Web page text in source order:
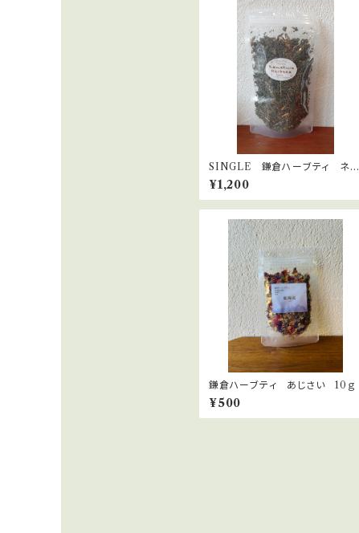
SINGLE 鎌倉ハーブティ ネト
ル 30ｇ
¥1,200
鎌倉ハーブティ あじさい 10ｇ
¥500